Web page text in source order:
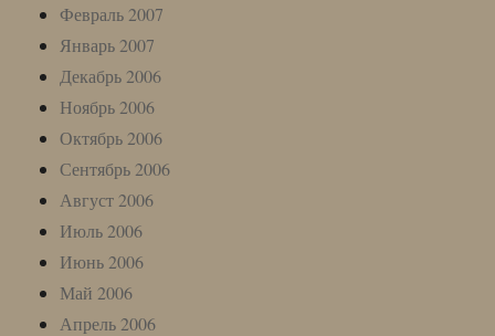
Февраль 2007
Январь 2007
Декабрь 2006
Ноябрь 2006
Октябрь 2006
Сентябрь 2006
Август 2006
Июль 2006
Июнь 2006
Май 2006
Апрель 2006